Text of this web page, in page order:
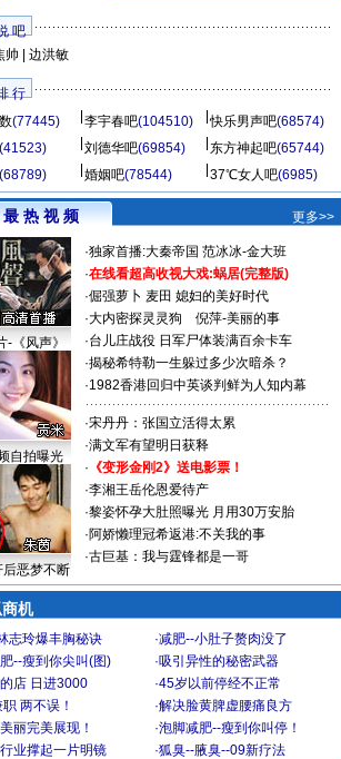
吧
帅 边洪敏
行
(77445) 李宇春吧(104510) 快乐男声吧(68574)
刘德华吧(69854) 东方神起吧(65744)
婚姻吧(78544) 37℃女人吧(6985)
最 热 视 频 更多>>
-《风声》
自拍曝光
后恶梦不断
·独家首播:大秦帝国 范冰冰-金大班
·在线看超高收视大戏:蜗居(完整版)
·倔强萝卜 麦田 媳妇的美好时代
·大内密探灵灵狗
倪萍-美丽的事
·台儿庄战役 日军尸体装满百余卡车
·揭秘希特勒一生躲过多少次暗杀？
·1982香港回归中英谈判鲜为人知内幕
·宋丹丹：张国立活得太累
·满文军有望明日获释
· 《变形金刚2》送电影票！
·李湘王岳伦恩爱待产
·黎姿怀孕大肚照曝光 月用30万安胎
·阿娇懒理冠希返港:不关我的事
·古巨基：我与霆锋都是一哥
机
志玲爆丰胸秘诀 ·减肥--小肚子赘肉没了
--瘦到你尖叫(图) ·吸引异性的秘密武器
店 日进3000 ·45岁以前停经不正常
两不误！ ·解决脸黄脾虚腰痛良方
丽完美展现！ ·泡脚减肥--瘦到你叫停！
业撑起一片明镜 ·狐臭--腋臭--09新疗法